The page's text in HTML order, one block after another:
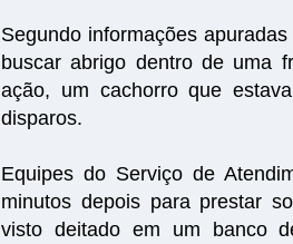
Segundo informações
buscar abrigo dentro de uma
ação, um cachorro que
disparos.
Equipes do Serviço de
minutos depois para prestar
visto deitado em um banco